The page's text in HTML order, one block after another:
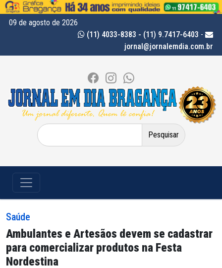
09 de agosto de 2026
(11) 4033-8383 - (11) 9.7417-6403 -
jornal@jornalemdia.com.br
Pesquisar
por:
Saúde
Ambulantes e Artesãos devem se cadastrar
para comercializar produtos na Festa
Nordestina